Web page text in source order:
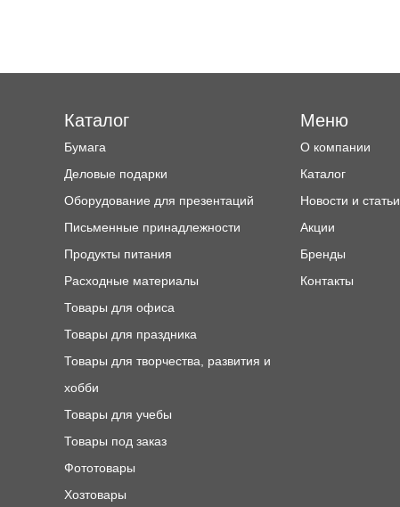
Каталог
Бумага
Деловые подарки
Оборудование для презентаций
Письменные принадлежности
Продукты питания
Расходные материалы
Товары для офиса
Товары для праздника
Товары для творчества, развития и
хобби
Товары для учебы
Товары под заказ
Фототовары
Хозтовары
Меню
О компании
Каталог
Новости и статьи
Акции
Бренды
Контакты